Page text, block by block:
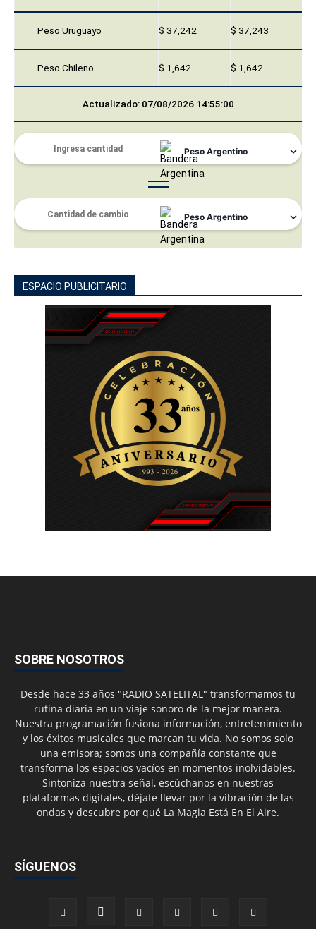
Peso Uruguayo $ 37,242 $ 37,243
Peso Chileno $ 1,642 $ 1,642
Actualizado: 07/08/2026 14:55:00
ESPACIO PUBLICITARIO
SOBRE NOSOTROS
Desde hace 33 años "RADIO SATELITAL" transformamos tu
rutina diaria en un viaje sonoro de la mejor manera.
Nuestra programación fusiona información, entretenimiento
y los éxitos musicales que marcan tu vida. No somos solo
una emisora; somos una compañía constante que
transforma los espacios vacíos en momentos inolvidables.
Sintoniza nuestra señal, escúchanos en nuestras
plataformas digitales, déjate llevar por la vibración de las
ondas y descubre por qué La Magia Está En El Aire.
SÍGUENOS